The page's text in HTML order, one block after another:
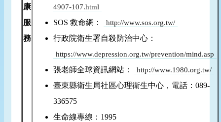
康
服
務
4907-107.html
SOS 救命網： http://www.sos.org.tw/
行政院衛生署自殺防治中心：
https://www.depression.org.tw/prevention/mind.asp
張老師全球資訊網站： http://www.1980.org.tw/
臺東縣衛生局社區心理衛生中心，電話：089-
336575
生命線專線：1995